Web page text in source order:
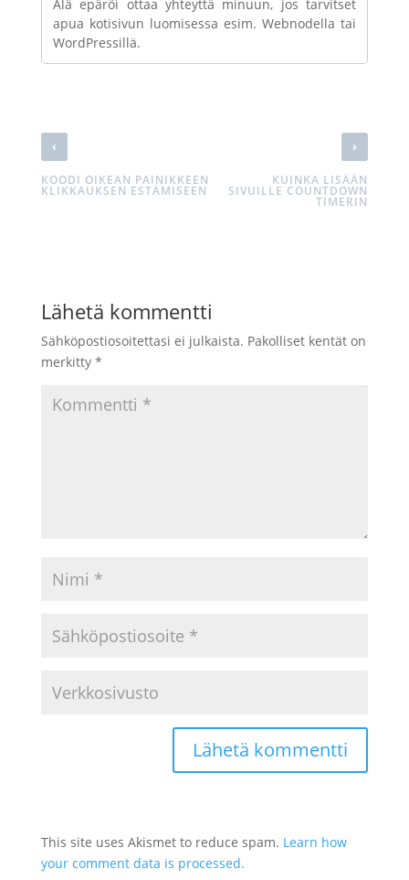
Älä epäröi ottaa yhteyttä minuun, jos tarvitset
apua kotisivun luomisessa esim. Webnodella tai
WordPressillä.
‹
KOODI OIKEAN PAINIKKEEN
KLIKKAUKSEN ESTÄMISEEN
›
KUINKA LISÄÄN
SIVUILLE COUNTDOWN
TIMERIN
Lähetä kommentti
Sähköpostiosoitettasi ei julkaista. Pakolliset kentät on
merkitty *
This site uses Akismet to reduce spam. Learn how
your comment data is processed.